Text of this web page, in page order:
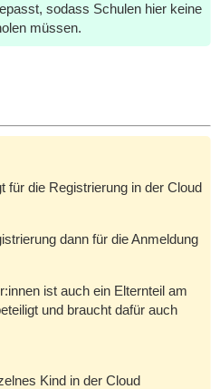
sodass Schulen hier keine
müssen.
für die Registrierung in der Cloud
dann für die Anmeldung
ist auch ein Elternteil am
und braucht dafür auch
Kind in der Cloud